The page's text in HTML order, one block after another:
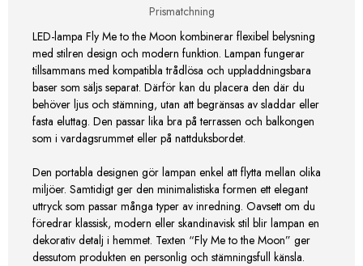
Prismatchning
LED-lampa Fly Me to the Moon kombinerar flexibel belysning
med stilren design och modern funktion. Lampan fungerar
tillsammans med kompatibla trådlösa och uppladdningsbara
baser som säljs separat. Därför kan du placera den där du
behöver ljus och stämning, utan att begränsas av sladdar eller
fasta eluttag. Den passar lika bra på terrassen och balkongen
som i vardagsrummet eller på nattduksbordet.
Den portabla designen gör lampan enkel att flytta mellan olika
miljöer. Samtidigt ger den minimalistiska formen ett elegant
uttryck som passar många typer av inredning. Oavsett om du
föredrar klassisk, modern eller skandinavisk stil blir lampan en
dekorativ detalj i hemmet. Texten “Fly Me to the Moon” ger
dessutom produkten en personlig och stämningsfull känsla.